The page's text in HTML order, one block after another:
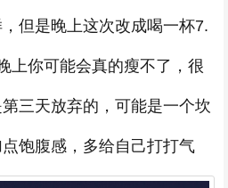
但是晚上这次改成喝一杯7.
上你可能会真的瘦不了，很
三天放弃的，可能是一个坎
饱腹感，多给自己打打气